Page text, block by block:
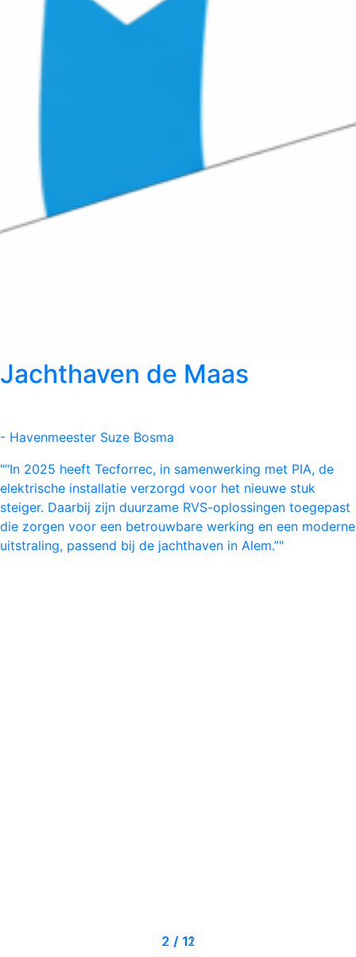
2 /7
2 / 11
Jachthaven de Maas
- Havenmeester Suze Bosma
"“In 2025 heeft Tecforrec, in samenwerking met PIA, de
elektrische installatie verzorgd voor het nieuwe stuk
steiger. Daarbij zijn duurzame RVS-oplossingen toegepast
die zorgen voor een betrouwbare werking en een moderne
uitstraling, passend bij de jachthaven in Alem.”"
2/ 12